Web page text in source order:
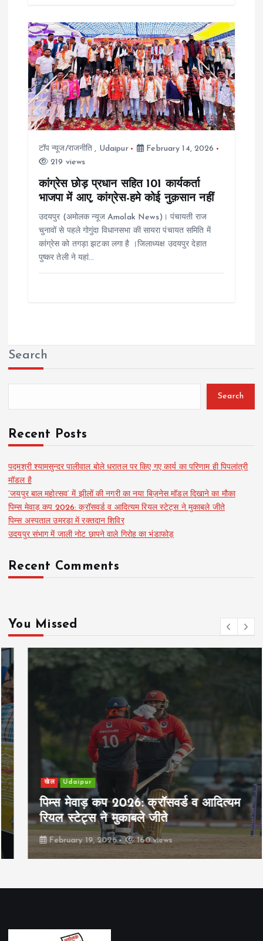
टॉप न्यूज/राजनीति , Udaipur
February 14, 2026
219 views
कांग्रेस छोड़ प्रधान सहित 101 कार्यकर्ता
भाजपा में आए, कांग्रेस-हमे कोई नुक़सान नहीं
उदयपुर (अमोलक न्यूज Amolak News)। पंचायती राज
चुनावों से पहले गोगुंदा विधानसभा की सायरा पंचायत समिति में
कांग्रेस को तगड़ा झटका लगा है ।जिलाध्यक्ष उदयपुर देहात
पुष्कर तेली ने यहां…
Search
Search
Recent Posts
पद्मश्री श्यामसुन्दर पालीवाल बोले धरातल पर किए गए कार्य का परिणाम ही पिपलांत्री
मॉडल है
‘जयपुर बाल महोत्सव’ में झीलों की नगरी का नया बिज़नेस मॉडल दिखाने का मौका
पिम्स मेवाड़ कप 2026: क्रॉसवर्ड व आदित्यम रियल स्टेट्स ने मुकाबले जीते
पिम्स अस्पताल उमरडा में रक्तदान शिविर
उदयपुर संभाग में जाली नोट छापने वाले गिरोह का भंडाफोड़
Recent Comments
You Missed
Udaipur
पिम्स मेवाड़ कप 2026: क्रॉसवर्ड व आदित्यम
रियल स्टेट्स ने मुकाबले जीते
February 19, 2026 160 views